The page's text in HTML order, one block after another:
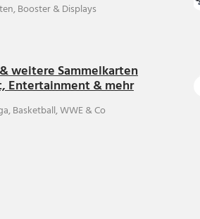
Booster & Displays
weitere Sammelkarten
Entertainment & mehr
Basketball, WWE & Co